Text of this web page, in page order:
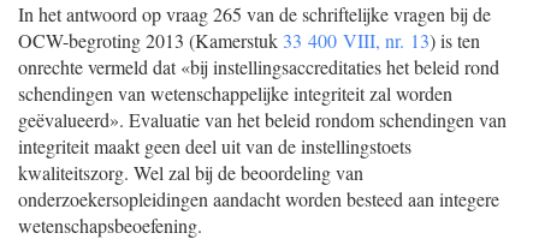
In het antwoord op vraag 265 van de schriftelijke vragen bij de
OCW-begroting 2013 (Kamerstuk 33 400 VIII, nr. 13) is ten
onrechte vermeld dat «bij instellingsaccreditaties het beleid rond
schendingen van wetenschappelijke integriteit zal worden
geëvalueerd». Evaluatie van het beleid rondom schendingen van
integriteit maakt geen deel uit van de instellingstoets
kwaliteitszorg. Wel zal bij de beoordeling van
onderzoekersopleidingen aandacht worden besteed aan integere
wetenschapsbeoefening.